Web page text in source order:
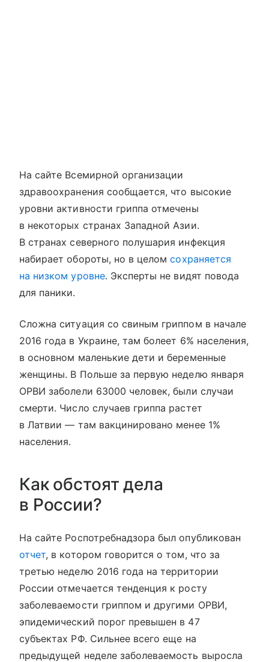
На сайте Всемирной организации
здравоохранения сообщается, что высокие
уровни активности гриппа отмечены
в некоторых странах Западной Азии.
В странах северного полушария инфекция
набирает обороты, но в целомсохраняется
на низком уровне. Эксперты не видят повода
для паники.
Сложна ситуация со свиным гриппом в начале
2016 года в Украине, там болеет 6% населения,
в основном маленькие дети и беременные
женщины. В Польше за первую неделю января
ОРВИ заболели 63000 человек, были случаи
смерти. Число случаев гриппа растет
в Латвии — там вакцинировано менее 1%
населения.
Как обстоят дела
в России?
На сайте Роспотребнадзора был опубликован
отчет, в котором говорится о том, что за
третью неделю 2016 года на территории
России отмечается тенденция к росту
заболеваемости гриппом и другими ОРВИ,
эпидемический порог превышен в 47
субъектах РФ. Сильнее всего еще на
предыдущей неделе заболеваемость выросла